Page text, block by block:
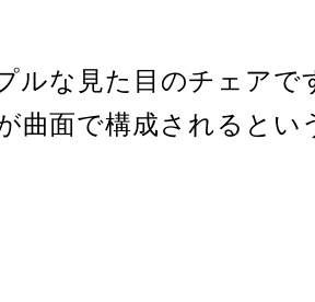
ルな見た目のチェアで
曲面で構成されるとい